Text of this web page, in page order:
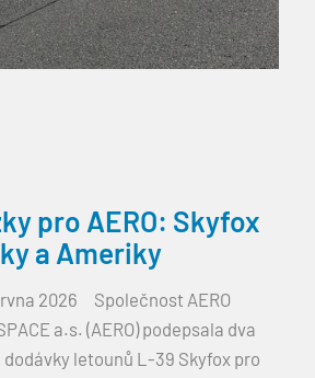
pro AERO: Skyfox
a Ameriky
2026 Společnost AERO
a.s. (AERO) podepsala dva
letounů L-39 Skyfox pro